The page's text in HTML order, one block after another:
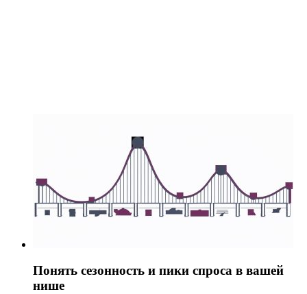
Понять сезонность и пики спроса в вашей
нише